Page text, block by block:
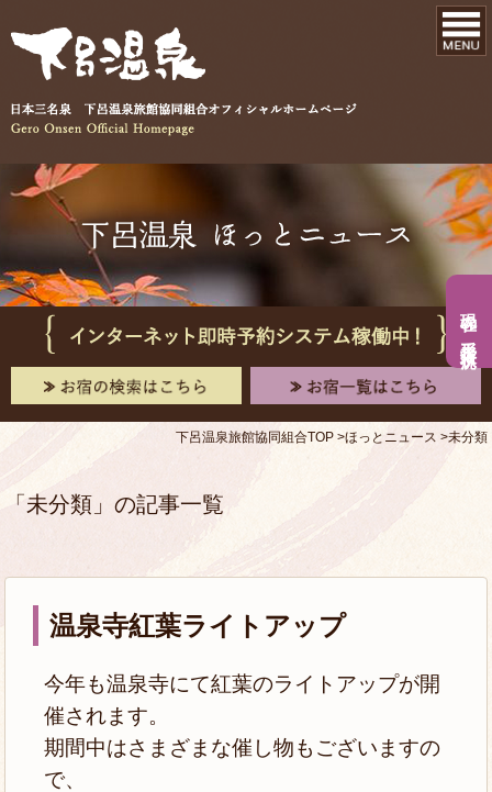
現在の手形入浴状況
下呂温泉旅館協同組合TOP ほっとニュース 未分類
「未分類」の記事一覧
温泉寺紅葉ライトアップ
今年も温泉寺にて紅葉のライトアップが開
催されます。
期間中はさまざまな催し物もございますの
で、